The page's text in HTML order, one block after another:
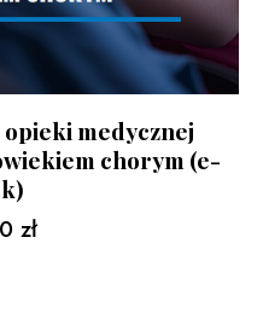
medycznej
chorym (e-
zł